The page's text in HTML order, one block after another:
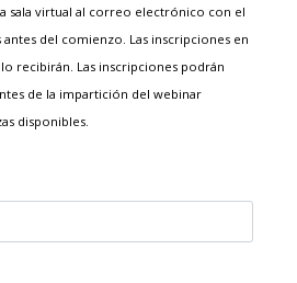
sala virtual al correo electrónico con el
del comienzo. Las inscripciones en
recibirán. Las inscripciones podrán
de la impartición del webinar
disponibles.